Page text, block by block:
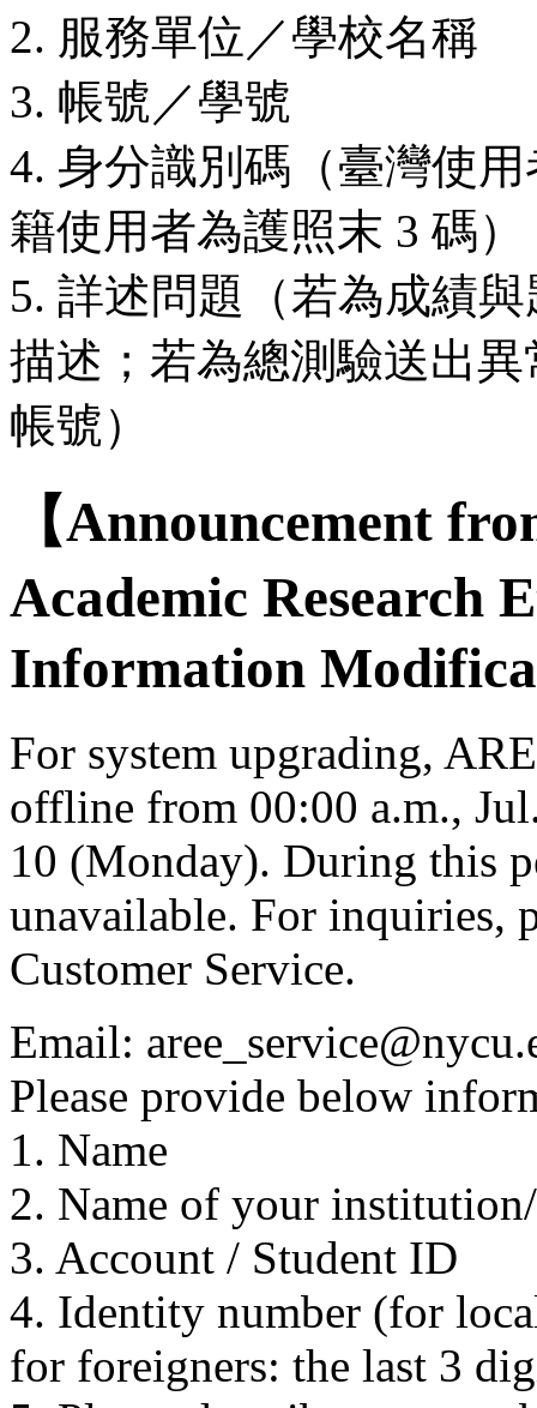
2. 服務單位／學校名稱
3. 帳號／學號
4. 身分識別碼（臺灣使
籍使用者為護照末 3 碼）
5. 詳述問題（若為成績
描述；若為總測驗送出
帳號）
【Announcement
Academic Research
Information
For system upgrading,
offline from 00:00 a.m.,
10 (Monday). During this
unavailable. For inquiries,
Customer Service.
Email:
Please provide below
1. Name
2. Name of your
3. Account / Student ID
4. Identity number (for
for foreigners: the last 3